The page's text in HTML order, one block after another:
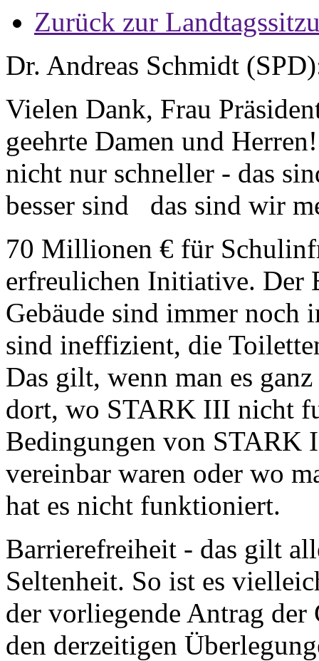
Zurück zur
Dr. Andreas Schmidt
Vielen Dank, Frau
geehrte Damen und
nicht nur schneller - das
besser sind das sind wir
70 Millionen € für
erfreulichen Initiative. Der
Gebäude sind immer noch
sind ineffizient, die
Das gilt, wenn man es
dort, wo STARK III nicht
Bedingungen von STARK
vereinbar waren oder wo
hat es nicht funktioniert.
Barrierefreiheit - das gilt
Seltenheit. So ist es
der vorliegende Antrag
den derzeitigen